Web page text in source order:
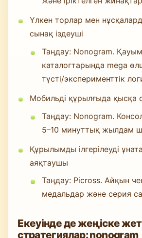
Үлкен торлар мен
сынақ іздеуші
Таңдау: Nonogram.
каталогтарында mega
түсті/эксперименттік
Мобильді құрылғыда қысқа
Таңдау: Nonogram.
5–10 минуттық жылдам
Құрылымды ілгерілеуді
аяқтаушы
Таңдау: Picross. Айқын
медальдар және серия
Екеуінде де жеңіске
стратегиялар: nonogram